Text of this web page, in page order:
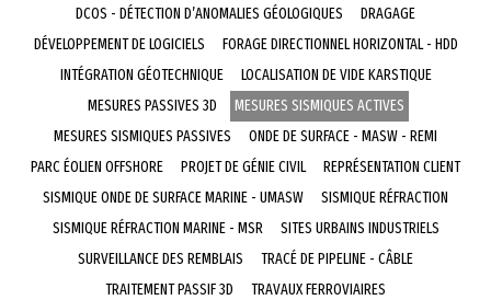
DCOS - DÉTECTION D’ANOMALIES GÉOLOGIQUES
DRAGAGE
DÉVELOPPEMENT DE LOGICIELS
FORAGE DIRECTIONNEL HORIZONTAL - HDD
INTÉGRATION GÉOTECHNIQUE
LOCALISATION DE VIDE KARSTIQUE
MESURES PASSIVES 3D
MESURES SISMIQUES ACTIVES
MESURES SISMIQUES PASSIVES
ONDE DE SURFACE - MASW - REMI
PARC ÉOLIEN OFFSHORE
PROJET DE GÉNIE CIVIL
REPRÉSENTATION CLIENT
SISMIQUE ONDE DE SURFACE MARINE - UMASW
SISMIQUE RÉFRACTION
SISMIQUE RÉFRACTION MARINE - MSR
SITES URBAINS INDUSTRIELS
SURVEILLANCE DES REMBLAIS
TRACÉ DE PIPELINE - CÂBLE
TRAITEMENT PASSIF 3D
TRAVAUX FERROVIAIRES